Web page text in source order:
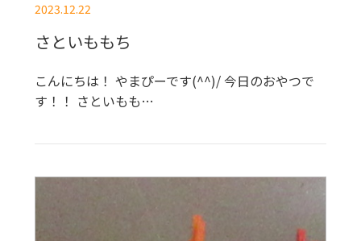
2023.12.22
さといももち
こんにちは！ やまぴーです(^^)/ 今日のおやつで
す！！ さといもも…